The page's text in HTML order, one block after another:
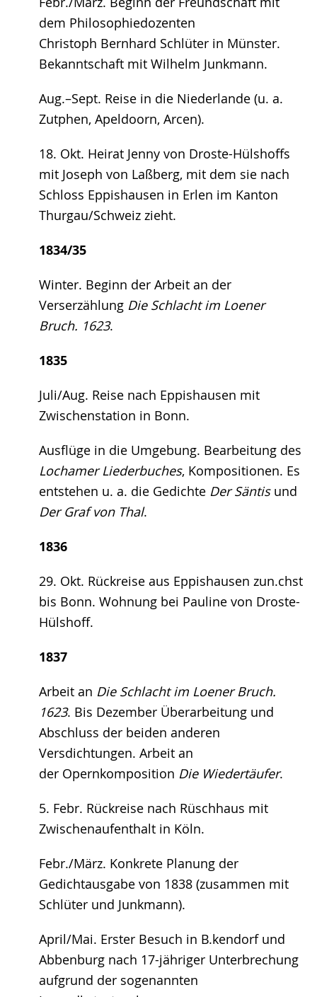
dem Philosophiedozenten
Christoph Bernhard Schlüter in Münster.
Bekanntschaft mit Wilhelm Junkmann.
Aug.–Sept. Reise in die Niederlande (u. a.
Zutphen, Apeldoorn, Arcen).
18. Okt. Heirat Jenny von Droste-Hülshoffs
mit Joseph von Laßberg, mit dem sie nach
Schloss Eppishausen in Erlen im Kanton
Thurgau/Schweiz zieht.
1834/35
Winter. Beginn der Arbeit an der
Verserzählung Die Schlacht im Loener
Bruch. 1623.
1835
Juli/Aug. Reise nach Eppishausen mit
Zwischenstation in Bonn.
Ausflüge in die Umgebung. Bearbeitung des
Lochamer Liederbuches, Kompositionen. Es
entstehen u. a. die Gedichte Der Säntis und
Der Graf von Thal.
1836
29. Okt. Rückreise aus Eppishausen zun.chst
bis Bonn. Wohnung bei Pauline von Droste-
Hülshoff.
1837
Arbeit an Die Schlacht im Loener Bruch.
1623. Bis Dezember Überarbeitung und
Abschluss der beiden anderen
Versdichtungen. Arbeit an
der Opernkomposition Die Wiedertäufer.
5. Febr. Rückreise nach Rüschhaus mit
Zwischenaufenthalt in Köln.
Febr./März. Konkrete Planung der
Gedichtausgabe von 1838 (zusammen mit
Schlüter und Junkmann).
April/Mai. Erster Besuch in B.kendorf und
Abbenburg nach 17-jähriger Unterbrechung
aufgrund der sogenannten